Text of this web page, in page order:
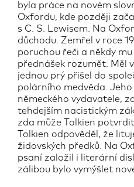
byla práce na novém
Oxfordu, kde později
s C. S. Lewisem. Na
důchodu. Zemřel v roce
poruchou řeči a někdy
přednášek rozumět. Měl
jednou prý přišel do
polárního medvěda.
německého vydavatele,
tehdejším nacistickým
zda může Tolkien
Tolkien odpověděl, že
židovských předků. Na
psaní založil i literární
zálibou bylo vymýšlet